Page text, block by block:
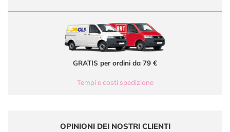
GRATIS per ordini da 79 €
Tempi e costi spedizione
OPINIONI DEI NOSTRI CLIENTI